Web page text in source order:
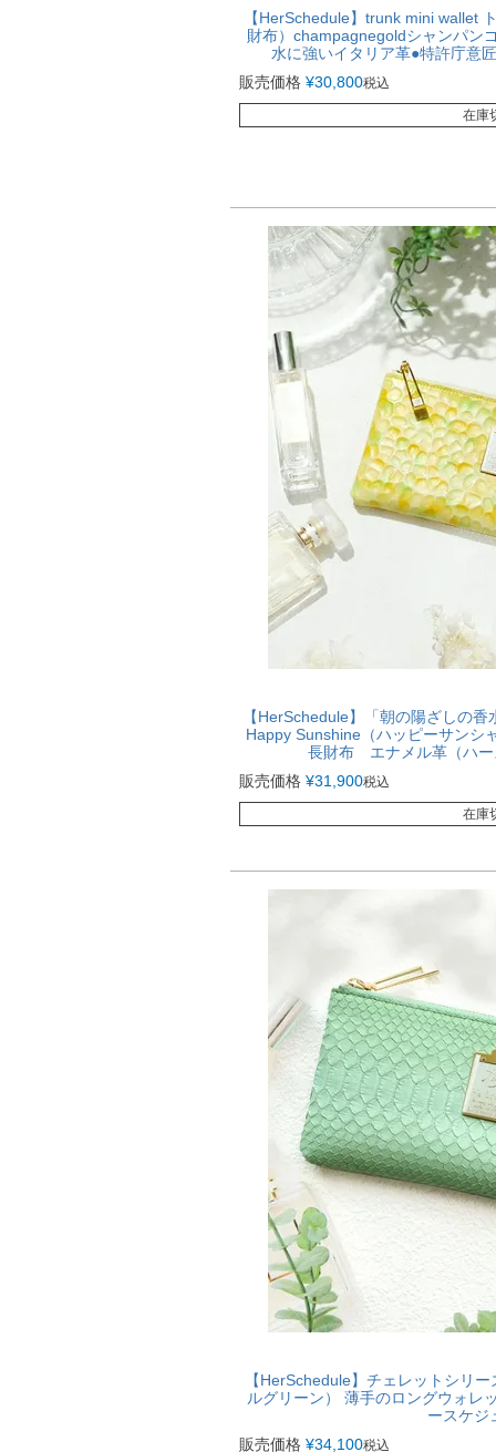
【HerSchedule】trunk mini wallet
財布）champagnegoldシャンパ
水に強いイタリア革●特許庁意
販売価格 ¥30,800税込
在庫
【HerSchedule】「朝の陽ざしの
Happy Sunshine（ハッピーサン
長財布 エナメル革（ハ
販売価格 ¥31,900税込
在庫
【HerSchedule】チェレットシリ
ルグリーン） 薄手のロングウォ
ースケジ
販売価格 ¥34,100税込